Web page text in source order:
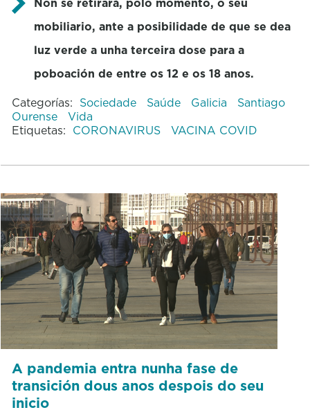
mobiliario, ante a posibilidade de que se dea
luz verde a unha terceira dose para a
poboación de entre os 12 e os 18 anos.
Categorías: Sociedade Saúde Galicia
Santiago
Ourense
Vida
Etiquetas: CORONAVIRUS VACINA COVID
A pandemia entra nunha fase de
transición dous anos despois do seu
inicio